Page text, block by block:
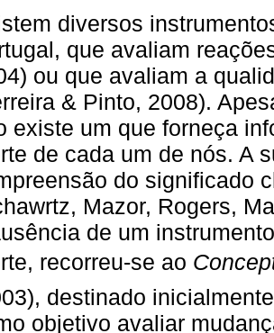
diversos
que avaliam
ou que avaliam a
& Pinto, 2008).
existe um que forneça
de cada um de nós. A
do significado
Mazor, Rogers,
de um
recorreu-se ao 
destinado
objetivo avaliar